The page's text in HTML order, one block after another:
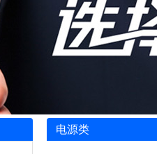
电源类